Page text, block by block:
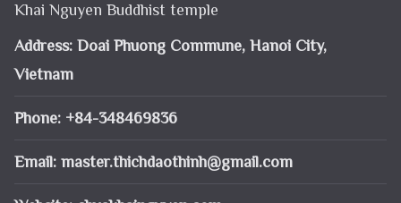
Khai Nguyen Buddhist temple
Address: Doai Phuong Commune, Hanoi City,
Vietnam
Phone: +84-348469836
Email: master.thichdaothinh@gmail.com